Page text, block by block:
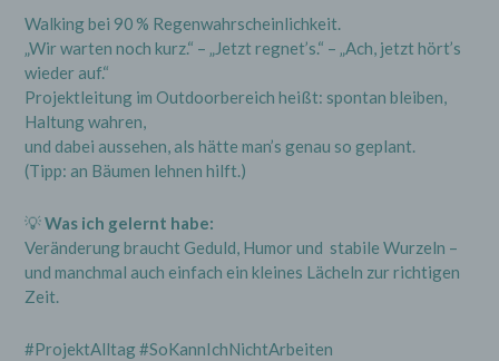
Walking bei 90 % Regenwahrscheinlichkeit.
„Wir warten noch kurz.“ – „Jetzt regnet’s.“ – „Ach, jetzt hört’s
wieder auf.“
Projektleitung im Outdoorbereich heißt: spontan bleiben,
Haltung wahren,
und dabei aussehen, als hätte man’s genau so geplant.
(Tipp: an Bäumen lehnen hilft.)
💡Was ich gelernt habe:
Veränderung braucht Geduld, Humor und stabile Wurzeln –
und manchmal auch einfach ein kleines Lächeln zur richtigen
Zeit.
#ProjektAlltag #SoKannIchNichtArbeiten